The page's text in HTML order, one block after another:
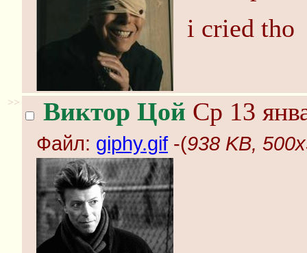
i cried tho
>> Виктор Цой Ср 13
Файл: giphy.gif -(938 KB,